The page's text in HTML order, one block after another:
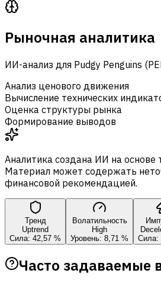
Рыночная аналитика
ИИ-анализ для Pudgy Penguins
Анализ ценового движения
Вычисление технических
Оценка структуры рынка
Формирование выводов
Аналитика создана ИИ на основе
Материал может содержать
финансовой рекомендацией.
Тренд
Uptrend
Сила: 42,57 %
Волатильность
High
Уровень: 8,71 %
Сила:
Часто задаваемые